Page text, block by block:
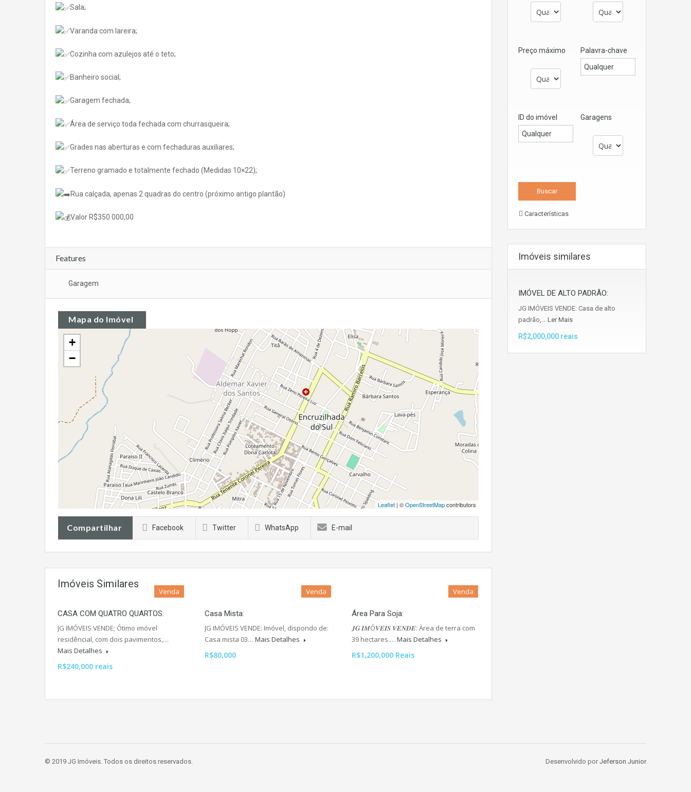
Sala;
Varanda com lareira;
Cozinha com azulejos até o teto;
Banheiro social;
Garagem fechada;
Área de serviço toda fechada com churrasqueira;
Grades nas aberturas e com fechaduras auxiliares;
Terreno gramado e totalmente fechado (Medidas 10×22);
Rua calçada, apenas 2 quadras do centro (próximo antigo plantão)
Valor R$350.000,00
Features
Garagem
Mapa do Imóvel
+
−
Leaflet | ©OpenStreetMapcontributors
Compartilhar Facebook Twitter WhatsApp E-mail
Imóveis Similares
Venda
CASA COM QUATRO QUARTOS:
JG IMÓVEIS VENDE; Ótimo imóvel
residêncial, com dois pavimentos,…
Mais Detalhes
R$240,000 reais
Venda
Casa Mista:
JG IMÓVEIS VENDE: Imóvel, dispondo de:
Casa mista 03… Mais Detalhes
R$80,000
Venda
Área Para Soja:
𝑱𝑮 𝑰𝑴Ó𝑽𝑬𝑰𝑺 𝑽𝑬𝑵𝑫𝑬: Àrea de terra com
39 hectares.… Mais Detalhes
R$1,200,000 Reais
Preço máximo Palavra-chave
ID do imóvel Garagens
Características
Imóveis similares
IMÓVEL DE ALTO PADRÃO:
JG IMÓVEIS VENDE: Casa de alto
padrão,… Ler Mais
R$2,000,000 reais
© 2019 JG Imóveis. Todos os direitos reservados. Desenvolvido por Jeferson Junior